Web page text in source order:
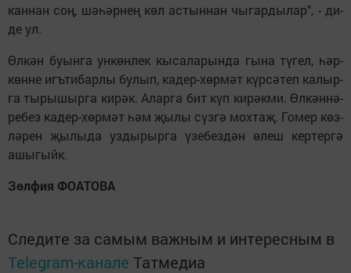
кан­нан соң, шә­һәр­нең көл ас­тын­нан чы­гар­ды­лар", - ди­
де ул.
Өл­кән бу­ын­га ун­көн­лек кы­са­ла­рын­да гы­на тү­гел, һәр­
көн­не игъ­ти­бар­лы бу­лып, ка­дер-хөр­мәт күр­сә­теп ка­лыр­
га ты­ры­шыр­га ки­рәк. Алар­га бит күп ки­рәк­ми. Өл­кән­нә­
ре­без ка­дер-хөр­мәт һәм җы­лы сүз­гә мох­таҗ. Го­мер көз­
лә­рен җы­лы­да уз­ды­рыр­га үзе­без­дән өлеш кер­тер­гә
ашы­гыйк.
Зөл­фия ФО­А­ТО­ВА
Следите за самым важным и интересным в
Telegram-канале Татмедиа